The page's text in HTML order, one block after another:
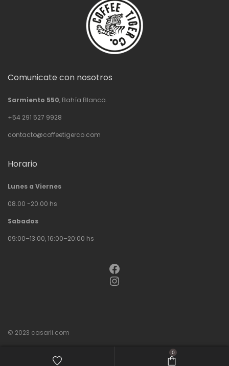
Comunicate con nosotros
Sarmiento 550, Bahía Blanca.
+54 291 527 9928
contacto@coffeetigerco.com
Horario
Lunes a Viernes
08.00 -20.00 hs
Sabados
09:00–13:00, 16:00–20:00 hs
Facebook
Instagram
© 2023 casarli.com
0